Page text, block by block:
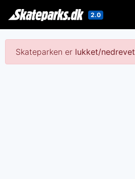
2.0
Skateparken er lukket/nedrevet